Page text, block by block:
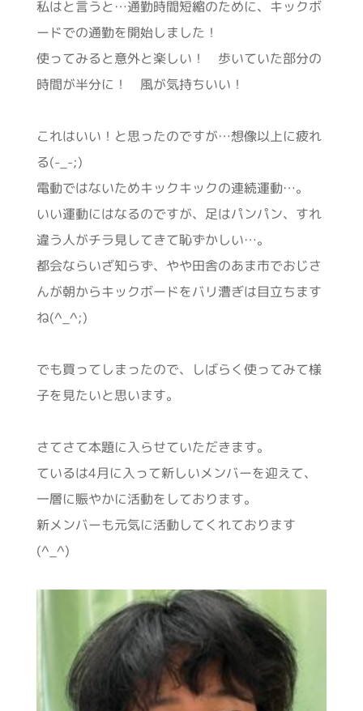
私はと言うと…通勤時間短縮のために、キックボ
ードでの通勤を開始しました！
使ってみると意外と楽しい！ 歩いていた部分の
時間が半分に！ 風が気持ちいい！
これはいい！と思ったのですが…想像以上に疲れ
る(-_-;)
電動ではないためキックキックの連続運動…。
いい運動にはなるのですが、足はパンパン、すれ
違う人がチラ見してきて恥ずかしい…。
都会ならいざ知らず、やや田舎のあま市でおじさ
んが朝からキックボードをバリ漕ぎは目立ちます
ね(^_^;)
でも買ってしまったので、しばらく使ってみて様
子を見たいと思います。
さてさて本題に入らせていただきます。
ているは4月に入って新しいメンバーを迎えて、
一層に賑やかに活動をしております。
新メンバーも元気に活動してくれております
(^_^)